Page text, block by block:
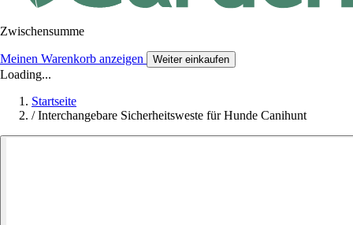
Zwischensumme
Meinen Warenkorb anzeigen Weiter einkaufen
Loading...
Startseite
/ Interchangebare Sicherheitsweste für Hunde Canihunt